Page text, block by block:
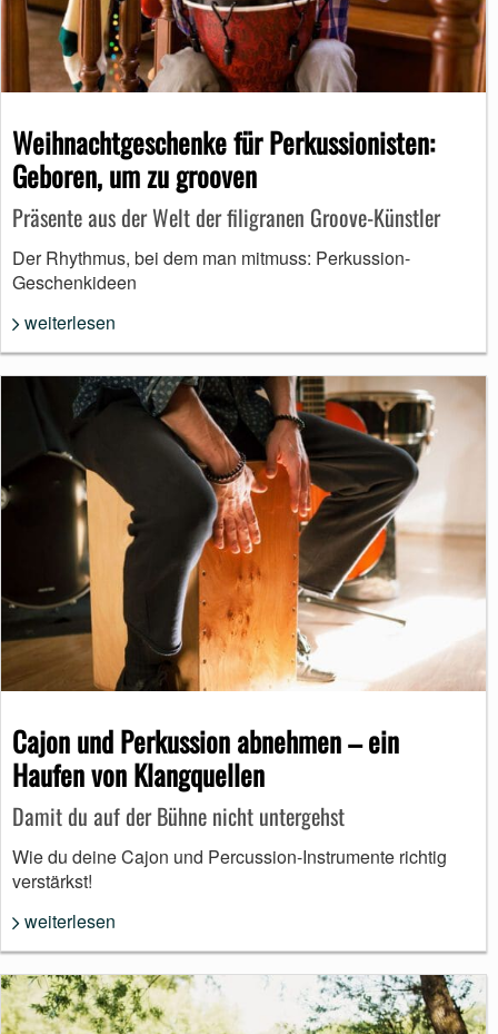
Weihnachtgeschenke für Perkussionisten:
Geboren, um zu grooven
Präsente aus der Welt der filigranen Groove-Künstler
Der Rhythmus, bei dem man mitmuss: Perkussion-
Geschenkideen
weiterlesen
Cajon und Perkussion abnehmen – ein
Haufen von Klangquellen
Damit du auf der Bühne nicht untergehst
Wie du deine Cajon und Percussion-Instrumente richtig
verstärkst!
weiterlesen